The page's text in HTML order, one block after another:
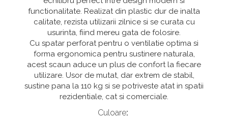
Saltele 180x200
Top saltele
Top saltele 5 cm
Top saltele 10 cm
Top saltele memory 5 cm
Top saltele MemoHR 6.5 cm
Dulap birou
Scaune pentru birou
Scaune pentru vizitatori
Scaune manager
Mobilier bucatarie
functionalitate. Realizat din plastic dur de inalta
calitate, rezista utilizarii zilnice si se curata cu
usurinta, fiind mereu gata de folosire.
Cu spatar perforat pentru o ventilatie optima si
forma ergonomica pentru sustinere naturala,
acest scaun aduce un plus de confort la fiecare
utilizare. Usor de mutat, dar extrem de stabil,
sustine pana la 110 kg si se potriveste atat in spatii
rezidentiale, cat si comerciale.
Culoare: